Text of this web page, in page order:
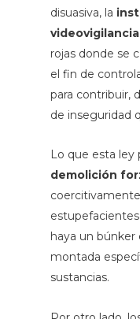
disuasiva, la
videovigilancia
rojas donde se
el fin de
para contribuir,
de inseguridad
Lo que esta ley
demolición
haya un búnker
montada
sustancias.